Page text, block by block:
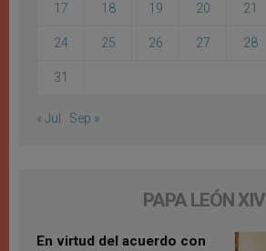
17 18 19 20 21
24 25 26 27 28
31
« Jul Sep »
PAPA LEÓN XIV
En virtud del acuerdo con